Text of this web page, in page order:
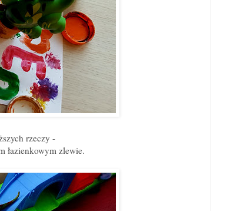
rzeczy -
łazienkowym zlewie.